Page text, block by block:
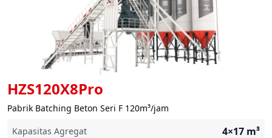
HZS120X8Pro
Pabrik Batching Beton Seri F 120m³/jam
Kapasitas Agregat
4×17 m³